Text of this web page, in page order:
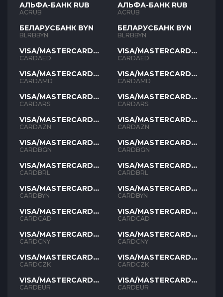
АЛЬФА-БАНК RUB
ACRUB
БЕЛАРУСБАНК BYN
BLRBBYN
VISA/MASTERCARD
AED
CARDAED
VISA/MASTERCARD
AMD
CARDAMD
VISA/MASTERCARD
ARS
CARDARS
VISA/MASTERCARD
AZN
CARDAZN
VISA/MASTERCARD
BGN
CARDBGN
VISA/MASTERCARD
BRL
CARDBRL
VISA/MASTERCARD
BYN
CARDBYN
VISA/MASTERCARD
CAD
CARDCAD
VISA/MASTERCARD
CNY
CARDCNY
VISA/MASTERCARD
CZK
CARDCZK
VISA/MASTERCARD
EUR
CARDEUR
АЛЬФА-БАНК RUB
ACRUB
БЕЛАРУСБАНК BYN
BLRBBYN
VISA/MASTERCARD
AED
CARDAED
VISA/MASTERCARD
AMD
CARDAMD
VISA/MASTERCARD
ARS
CARDARS
VISA/MASTERCARD
AZN
CARDAZN
VISA/MASTERCARD
BGN
CARDBGN
VISA/MASTERCARD
BRL
CARDBRL
VISA/MASTERCARD
BYN
CARDBYN
VISA/MASTERCARD
CAD
CARDCAD
VISA/MASTERCARD
CNY
CARDCNY
VISA/MASTERCARD
CZK
CARDCZK
VISA/MASTERCARD
EUR
CARDEUR